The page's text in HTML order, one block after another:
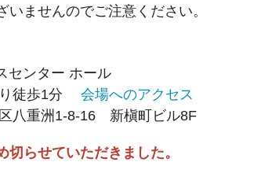
ませんのでご注意ください。
センター ホール
り徒歩1分 会場へのアクセス
八重洲1-8-16 新槇町ビル8F
らせていただきました。